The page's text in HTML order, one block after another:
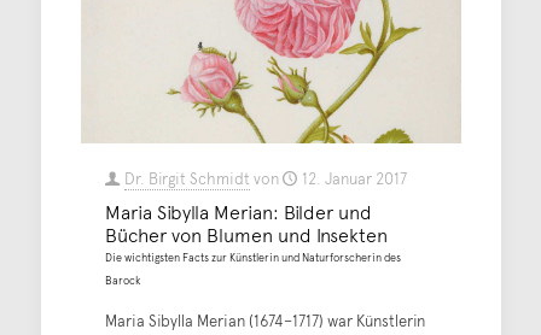
Dr. Birgit Schmidt von 12. Januar 2017
Maria Sibylla Merian: Bilder und
Bücher von Blumen und Insekten
Die wichtigsten Facts zur Künstlerin und Naturforscherin des
Barock
Maria Sibylla Merian (1674–1717) war Künstlerin